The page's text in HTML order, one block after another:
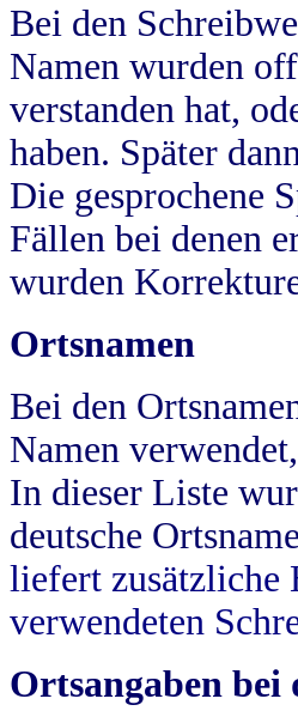
Bei den
Namen wurden
verstanden hat,
haben. Später
Die gesprochene
Fällen bei denen
wurden
Ortsnamen
Bei den
Namen
In dieser Liste
deutsche
liefert zusätzliche
verwendeten
Ortsangaben bei